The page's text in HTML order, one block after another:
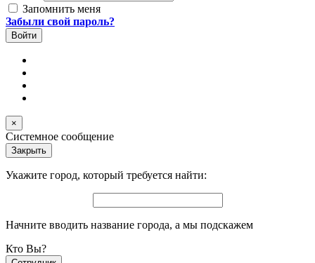
Запомнить меня
Забыли свой пароль?
×
Системное сообщение
Закрыть
Укажите город, который требуется найти:
Начните вводить название города, а мы подскажем
Кто Вы?